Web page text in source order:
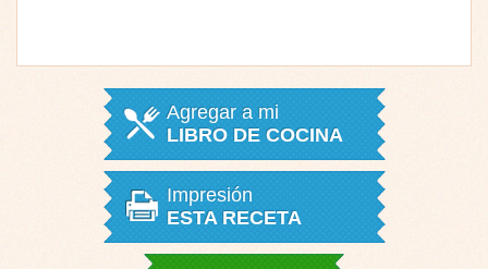
Agregar a mi
LIBRO DE COCINA
Impresión
ESTA RECETA